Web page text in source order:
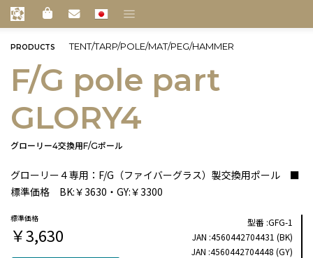
PRODUCTS TENT/TARP/POLE/MAT/PEG/HAMMER
F/G pole part
GLORY4
グローリー4交換用F/Gポール
グローリー４専用：F/G（ファイバーグラス）製交換用ポール ■
標準価格 BK:￥3630・GY:￥3300
￥3,630
GFG-1
4560442704431 (BK)
4560442704448 (GY)